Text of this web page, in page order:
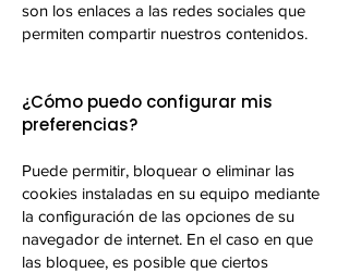
son los enlaces a las redes sociales que
permiten compartir nuestros contenidos.
¿Cómo puedo configurar mis
preferencias?
Puede permitir, bloquear o eliminar las
cookies instaladas en su equipo mediante
la configuración de las opciones de su
navegador de internet. En el caso en que
las bloquee, es posible que ciertos